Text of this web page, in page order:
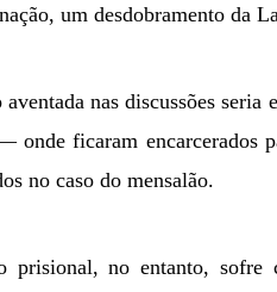
um desdobramento da
aventada nas discussões
onde ficaram encarcerados
no caso do mensalão.
prisional, no entanto,